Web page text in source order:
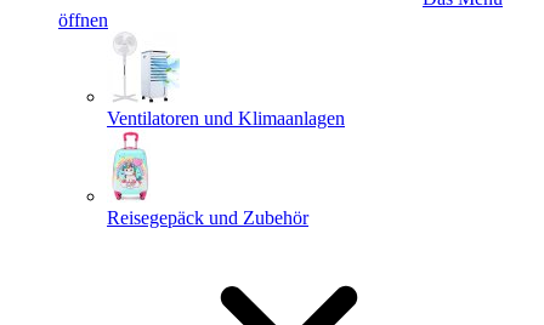
öffnen
Ventilatoren und Klimaanlagen
Reisegepäck und Zubehör